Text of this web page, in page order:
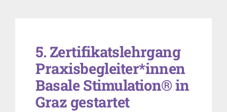
5. Zertifikatslehrgang
Praxisbegleiter*innen
Basale Stimulation® in
Graz gestartet